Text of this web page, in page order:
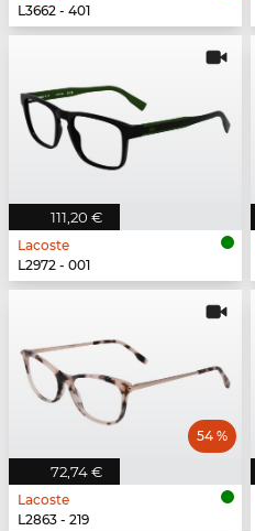
L3662 - 401
111,20 €
Lacoste
L2972 - 001
72,74 €
54 %
Lacoste
L2863 - 219